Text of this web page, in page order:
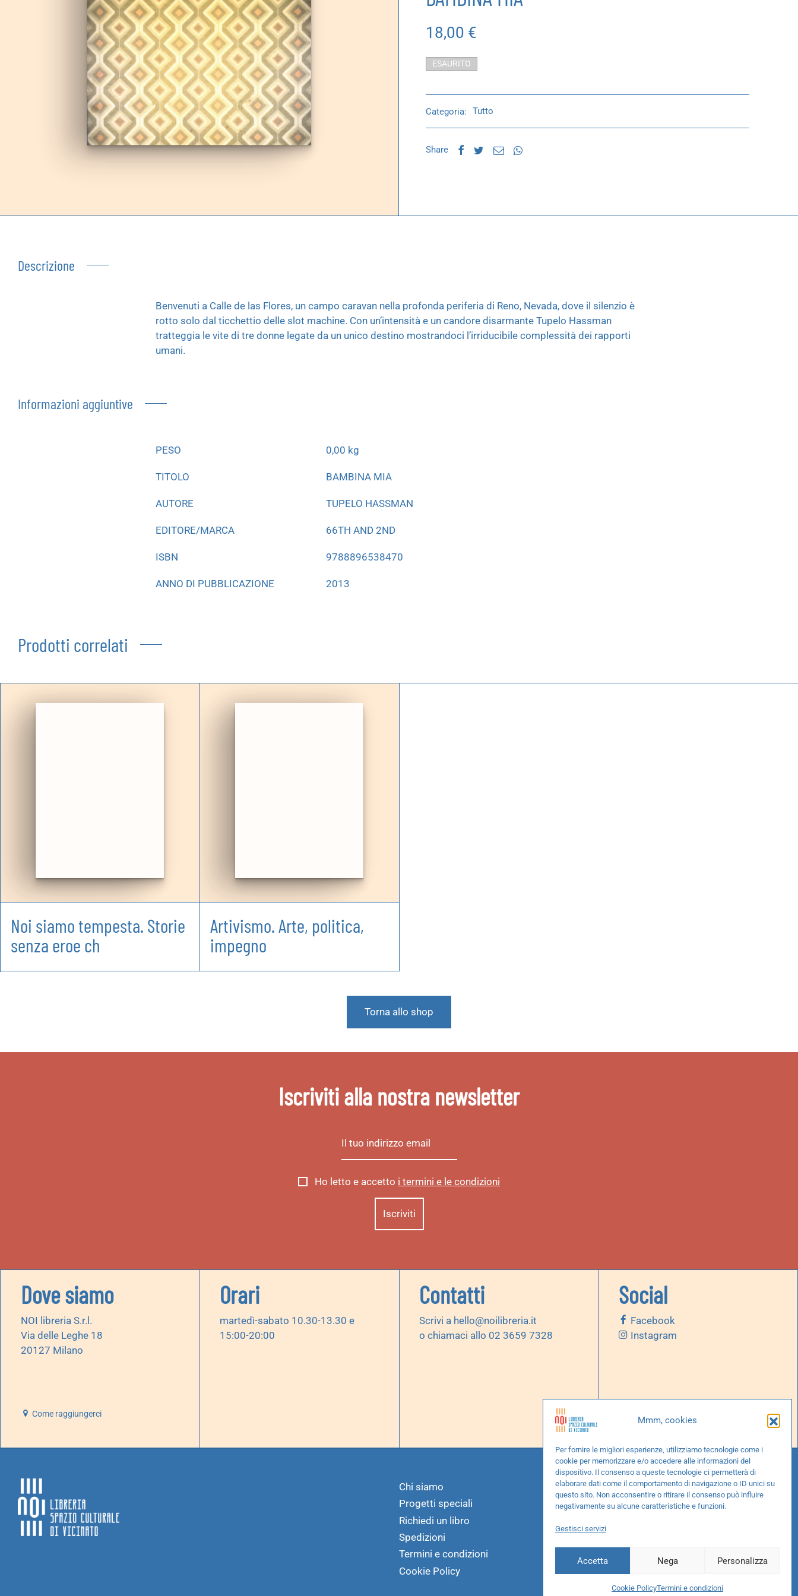
Mmm, cookies
Per fornire le migliori esperienze, utilizziamo tecnologie come i
cookie per memorizzare e/o accedere alle informazioni del
dispositivo. Il consenso a queste tecnologie ci permetterà di
elaborare dati come il comportamento di navigazione o ID unici su
questo sito. Non acconsentire o ritirare il consenso può influire
negativamente su alcune caratteristiche e funzioni.
Gestisci servizi
Accetta Nega Personalizza
Cookie PolicyTermini e condizioni
18,00 €
ESAURITO
Categoria: Tutto
Share
Descrizione
Benvenuti a Calle de las Flores, un campo caravan nella profonda periferia di Reno, Nevada, dove il silenzio è
rotto solo dal ticchettio delle slot machine. Con un’intensità e un candore disarmante Tupelo Hassman
tratteggia le vite di tre donne legate da un unico destino mostrandoci l’irriducibile complessità dei rapporti
umani.
Informazioni aggiuntive
PESO 0,00 kg
TITOLO BAMBINA MIA
AUTORE TUPELO HASSMAN
EDITORE/MARCA 66TH AND 2ND
ISBN 9788896538470
ANNO DI PUBBLICAZIONE 2013
Prodotti correlati
Noi siamo tempesta. Storie
senza eroe ch
Artivismo. Arte, politica,
impegno
Torna allo shop
Iscriviti alla nostra newsletter
Ho letto e accetto i termini e le condizioni
Dove siamo
NOI libreria S.r.l.
Via delle Leghe 18
20127 Milano
Come raggiungerci
Orari
martedì-sabato 10.30-13.30 e
15:00-20:00
Contatti
Scrivi a hello@noilibreria.it
o chiamaci allo 02 3659 7328
Social
Facebook
Instagram
Chi siamo
Progetti speciali
Richiedi un libro
Spedizioni
Termini e condizioni
Cookie Policy